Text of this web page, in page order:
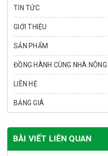
TIN TỨC
GIỚI THIỆU
SẢN PHẨM
ĐỒNG HÀNH CÙNG NHÀ NÔNG
LIÊN HỆ
BẢNG GIÁ
BÀI VIẾT LIÊN QUAN